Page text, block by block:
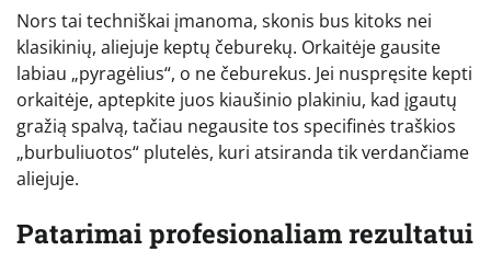
Nors tai techniškai įmanoma, skonis bus kitoks nei
klasikinių, aliejuje keptų čeburekų. Orkaitėje gausite
labiau „pyragėlius“, o ne čeburekus. Jei nuspręsite kepti
orkaitėje, aptepkite juos kiaušinio plakiniu, kad įgautų
gražią spalvą, tačiau negausite tos specifinės traškios
„burbuliuotos“ plutelės, kuri atsiranda tik verdančiame
aliejuje.
Patarimai profesionaliam rezultatui